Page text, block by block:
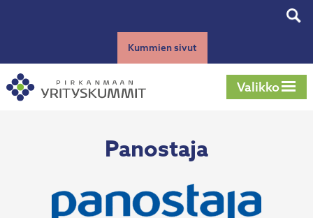
Valikko
Kummien sivut
Panostaja